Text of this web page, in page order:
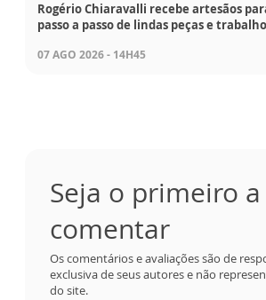
Rogério Chiaravalli recebe artesãos
passo a passo de lindas peças e
07 AGO 2026 - 14H45
Seja o primeiro a
comentar
Os comentários e avaliações são de
exclusiva de seus autores e não
do site.